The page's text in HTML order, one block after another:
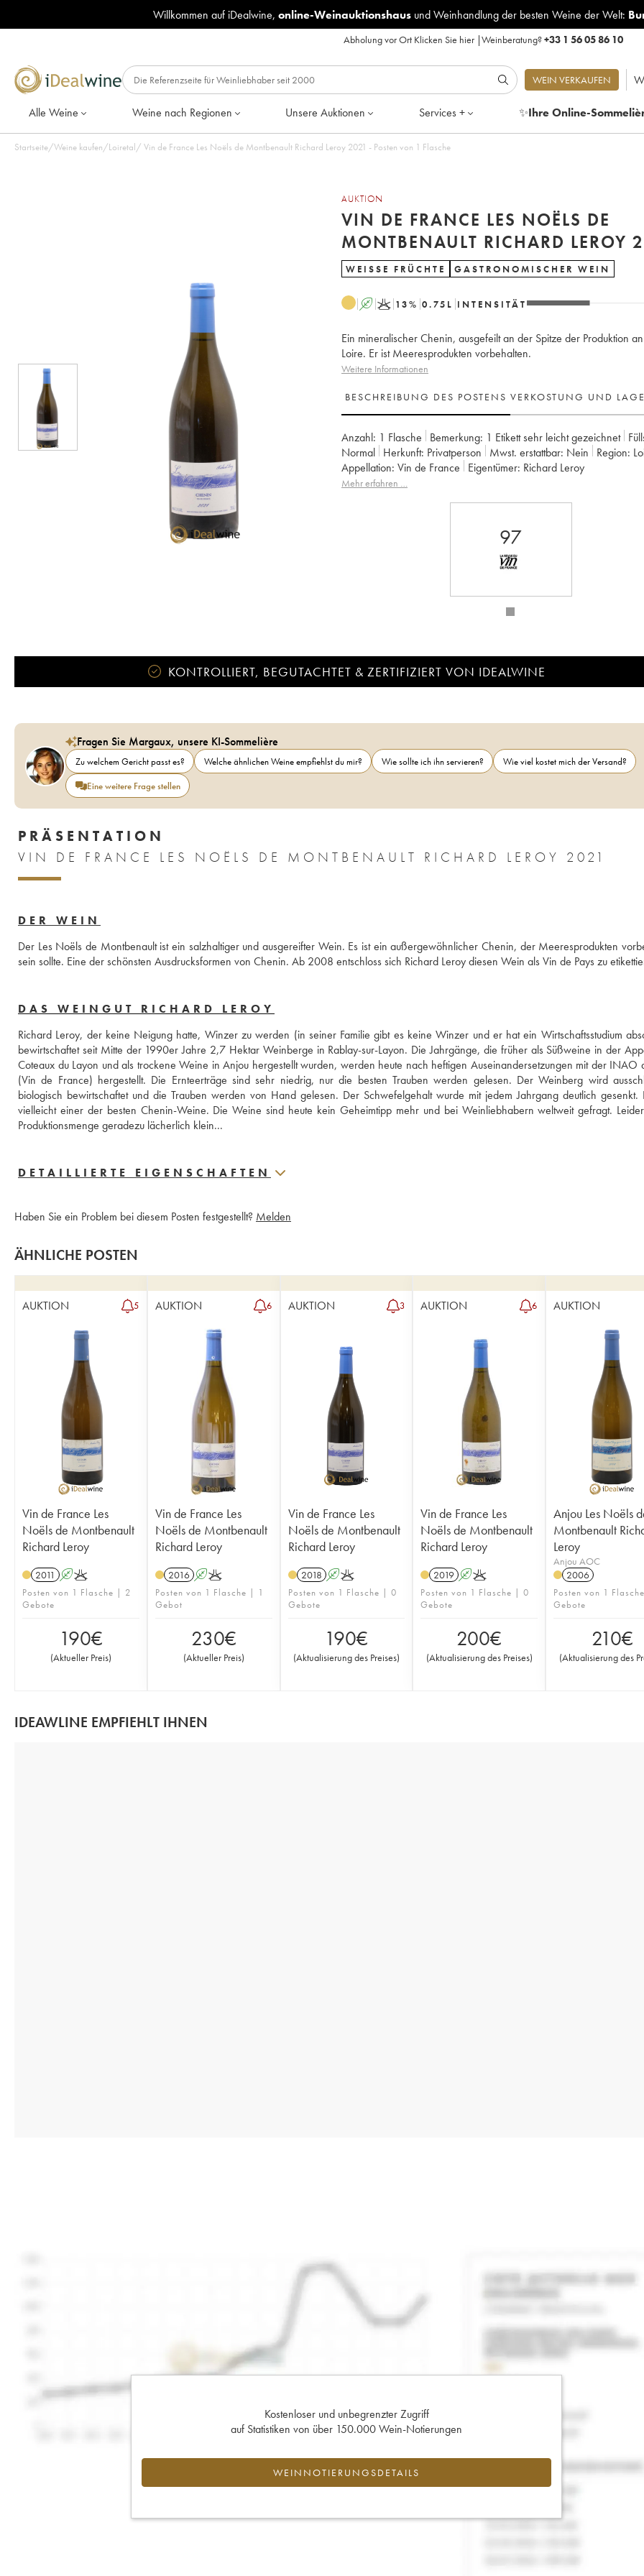
Willkommen auf iDealwine, online-Weinauktionshausund Weinhandlung der besten Weine der Welt:
Abholung vor Ort Klicken Sie hier|Weinberatung?+33 1 56 05 86 10
WEIN VERKAUFEN
Alle Weine Weine nach Regionen Unsere Auktionen Services + ✨Ihre Online-
Startseite/Weine kaufen/Loiretal/ Vin de France Les Noëls de Montbenault Richard Leroy 2021 - Posten von 1 Flasche
AUKTION
VIN DE FRANCE LES NOËLS DE
WEISSE FRÜCHTE GASTRONOMISCHER WEIN
A K 13% 0.75 L INTENSITÄT
Ein mineralischer Chenin, ausgefeilt an der Spitze der Produktion
Loire. Er ist Meeresprodukten vorbehalten.
Weitere Informationen
BESCHREIBUNG DES POSTENS VERKOSTUNG UND
Anzahl: 1 Flasche Bemerkung: 1 Etikett sehr leicht gezeichnet
Normal
Herkunft: privatperson Mwst. erstattbar: nein Region:
Appellation:
Vin de France Eigentümer: Richard Leroy
Mehr erfahren …
97
KONTROLLIERT, BEGUTACHTET & ZERTIFIZIERT VON IDEALWINE
Fragen Sie Margaux, unsere KI-Sommelière
Zu welchem Gericht passt es? Welche ähnlichen Weine empfiehlst du mir? Wie sollte ich ihn servieren?
Wie viel kostet mich der Versand?
Eine weitere Frage stellen
PRÄSENTATION
VIN DE FRANCE LES NOËLS DE MONTBENAULT RICHARD LEROY 2021
DER WEIN
Der Les Noëls de Montbenault ist ein salzhaltiger und ausgereifter Wein. Es ist ein außergewöhnlicher Chenin, der Meeresprodukten
sein sollte. Eine der schönsten Ausdrucksformen von Chenin. Ab 2008 entschloss sich Richard Leroy diesen Wein als Vin de Pays zu
DAS WEINGUT RICHARD LEROY
Richard Leroy, der keine Neigung hatte, Winzer zu werden (in seiner Familie gibt es keine Winzer und er hat ein Wirtschaftsstudium
bewirtschaftet seit Mitte der 1990er Jahre 2,7 Hektar Weinberge in Rablay-sur-Layon. Die Jahrgänge, die früher als Süßweine in der
Coteaux du Layon und als trockene Weine in Anjou hergestellt wurden, werden heute nach heftigen Auseinandersetzungen mit der INAO
(Vin de France) hergestellt. Die Ernteerträge sind sehr niedrig, nur die besten Trauben werden gelesen. Der Weinberg wird
biologisch bewirtschaftet und die Trauben werden von Hand gelesen. Der Schwefelgehalt wurde mit jedem Jahrgang deutlich gesenkt.
vielleicht einer der besten Chenin-Weine. Die Weine sind heute kein Geheimtipp mehr und bei Weinliebhabern weltweit gefragt.
Produktionsmenge geradezu lächerlich klein...
DETAILLIERTE EIGENSCHAFTEN
Haben Sie ein Problem bei diesem Posten festgestellt? Melden
ÄHNLICHE POSTEN
AUKTION 5
Vin de France Les
Noëls de Montbenault
Richard Leroy
2011 AK
Posten von 1 Flasche | 2
Gebote
190€
(Aktueller Preis)
AUKTION 6
Vin de France Les
Noëls de Montbenault
Richard Leroy
2016 AK
Posten von 1 Flasche | 1
Gebot
230€
(Aktueller Preis)
AUKTION 3
Vin de France Les
Noëls de Montbenault
Richard Leroy
2018 AK
Posten von 1 Flasche | 0
Gebote
190€
(Aktualisierung des Preises)
AUKTION 6
Vin de France Les
Noëls de Montbenault
Richard Leroy
2019 AK
Posten von 1 Flasche | 0
Gebote
200€
(Aktualisierung des Preises)
AUKTION
Anjou Les Noëls
Montbenault
Leroy
Anjou AOC
2006
Posten von 1
Gebote
210€
(Aktualisierung des
IDEAWLINE EMPFIEHLT IHNEN
Kostenloser und unbegrenzter Zugriff
auf Statistiken von über 150.000 Wein-Notierungen
WEINNOTIERUNGSDETAILS